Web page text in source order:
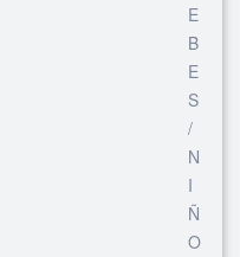
E
B
E
S
/
N
I
Ñ
O